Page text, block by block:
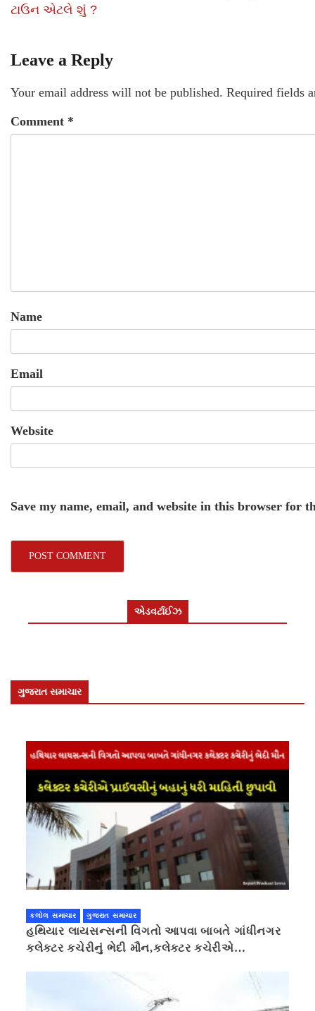
ટાઉન એટલે શું ?
Leave a Reply
Your email address will not be published. Required fields
Comment *
Name
Email
Website
Save my name, email, and website in this browser for
એડવર્ટાઈઝ
ગુજરાત સમાચાર
કલોલ સમાચાર ગુજરાત સમાચાર
હથિયાર લાયસન્સની વિગતો આપવા બાબતે ગાંધીનગર
કલેક્ટર કચેરીનું ભેદી મૌન,કલેક્ટર કચેરીએ